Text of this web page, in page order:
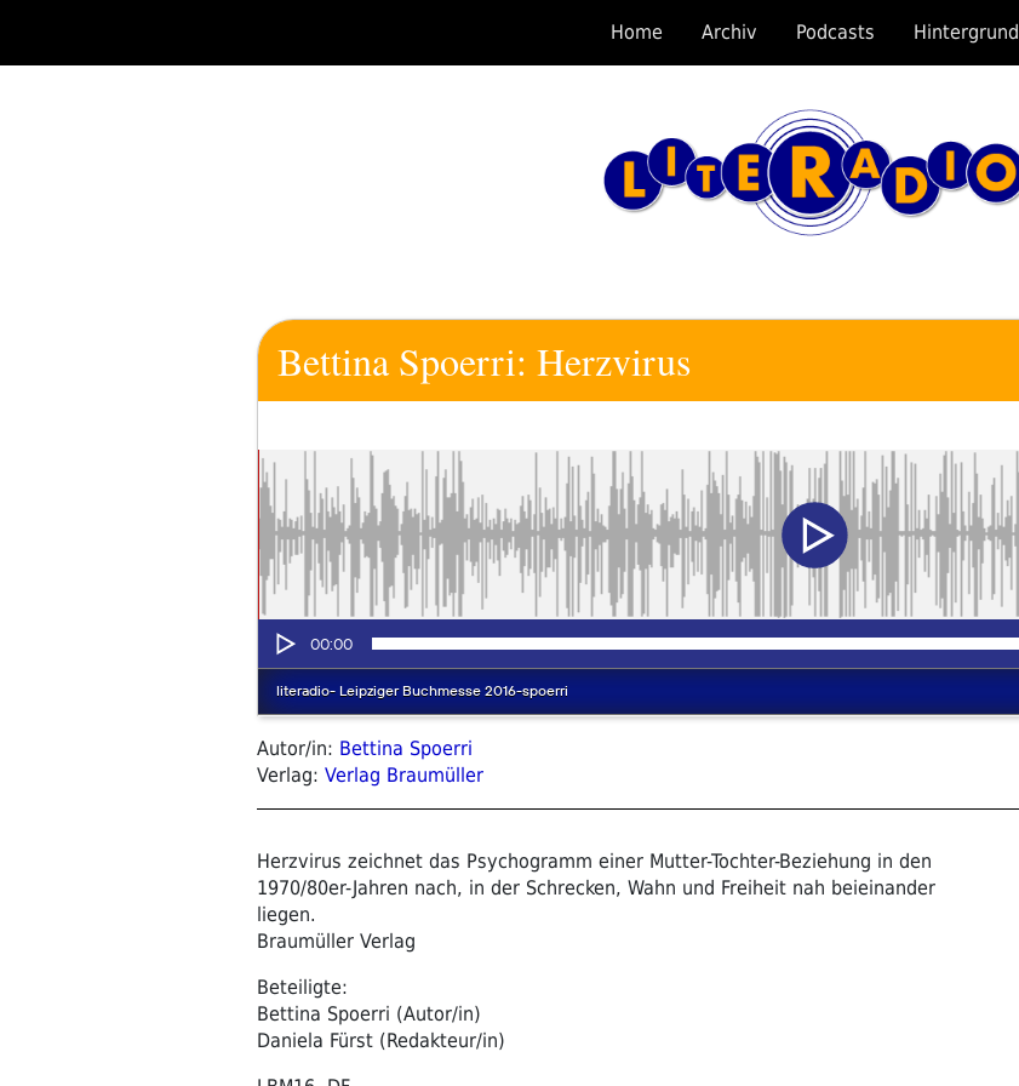
springen
Home Archiv Podcasts Hintergrund
Bettina Spoerri: Herzvirus
Autor/in: Bettina Spoerri
Verlag: Verlag Braumüller
Herzvirus zeichnet das Psychogramm einer Mutter-Tochter-­Beziehung in den
1970/80er-Jahren nach, in der Schrecken, Wahn und Freiheit nah beieinander
liegen.
Braumüller Verlag
Beteiligte:
Bettina Spoerri (Autor/in)
Daniela Fürst (Redakteur/in)